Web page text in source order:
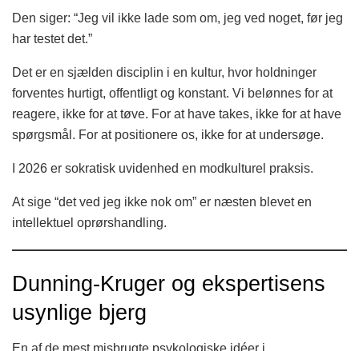
Den siger: “Jeg vil ikke lade som om, jeg ved noget, før jeg
har testet det.”
Det er en sjælden disciplin i en kultur, hvor holdninger
forventes hurtigt, offentligt og konstant. Vi belønnes for at
reagere, ikke for at tøve. For at have takes, ikke for at have
spørgsmål. For at positionere os, ikke for at undersøge.
I 2026 er sokratisk uvidenhed en modkulturel praksis.
At sige “det ved jeg ikke nok om” er næsten blevet en
intellektuel oprørshandling.
Dunning-Kruger og ekspertisens
usynlige bjerg
En af de mest misbrugte psykologiske idéer i